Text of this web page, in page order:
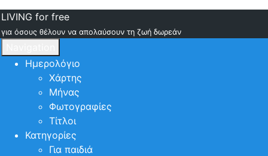
LIVING for free
για όσους θέλουν να απολαύσουν τη ζωή δωρεάν
Ημερολόγιο
Χάρτης
Μήνας
Φωτογραφίες
Τίτλοι
Κατηγορίες
Για παιδιά